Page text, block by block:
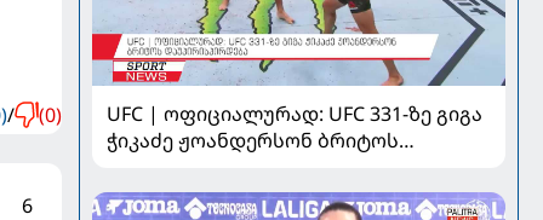
/ (0)
6
UFC | ოფიციალურად: UFC 331-ზე გიგა
ჭიკაძე ჟოანდერსონ ბრიტოს